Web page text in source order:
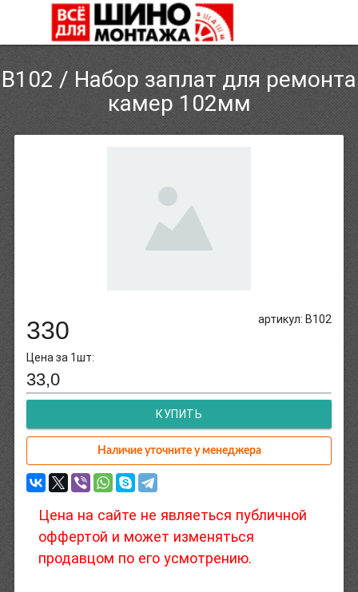
B102 / Набор заплат для ремонта
камер 102мм
артикул: B102
330
Цена за 1шт:
33,0
КУПИТЬ
Наличие уточните у менеджера
Цена на сайте не являеться публичной
оффертой и может изменяться
продавцом по его усмотрению.